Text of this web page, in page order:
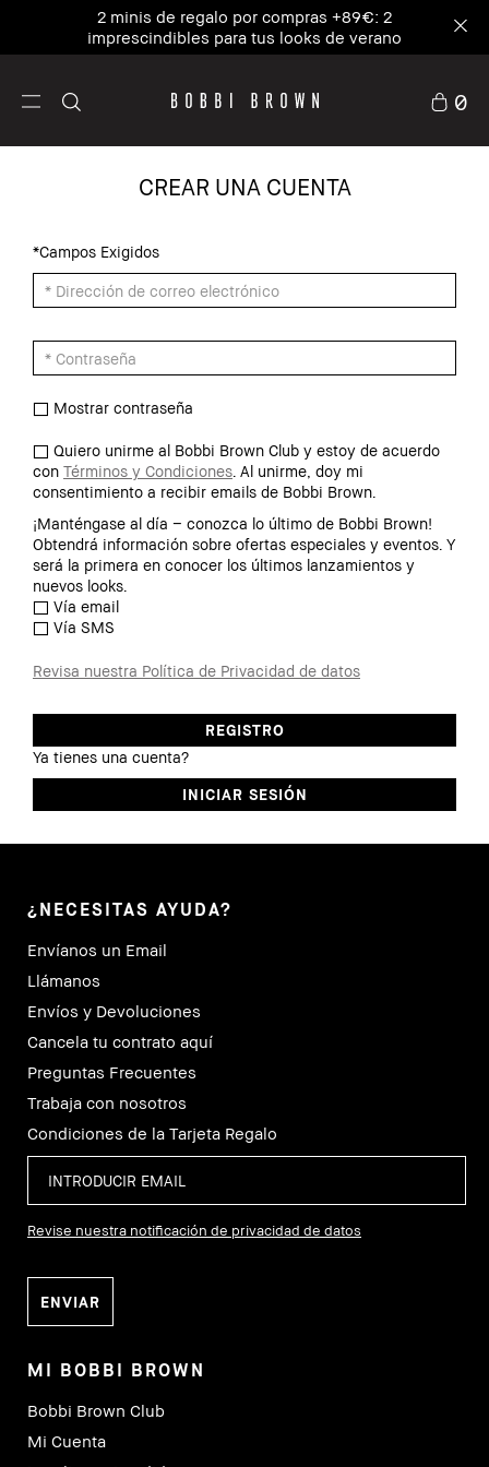
2 minis de regalo por compras +89€: 2
imprescindibles para tus looks de verano
0
CREAR UNA CUENTA
*Campos Exigidos
Mostrar contraseña
Quiero unirme al Bobbi Brown Club y estoy de acuerdo
con Términos y Condiciones . Al unirme, doy mi
consentimiento a recibir emails de Bobbi Brown.
¡Manténgase al día – conozca lo último de Bobbi Brown!
Obtendrá información sobre ofertas especiales y eventos. Y
será la primera en conocer los últimos lanzamientos y
nuevos looks.
Vía email
Vía SMS
Revisa nuestra Política de Privacidad de datos
Ya tienes una cuenta?
¿NECESITAS AYUDA?
Envíanos un Email
Llámanos
Envíos y Devoluciones
Cancela tu contrato aquí
Preguntas Frecuentes
Trabaja con nosotros
Condiciones de la Tarjeta Regalo
Revise nuestra notificación de privacidad de datos
MI BOBBI BROWN
Bobbi Brown Club
Mi Cuenta